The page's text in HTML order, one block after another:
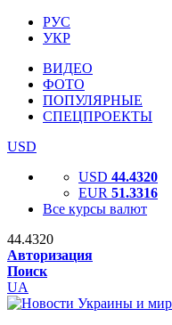
РУС
УКР
ВИДЕО
ФОТО
ПОПУЛЯРНЫЕ
СПЕЦПРОЕКТЫ
USD
USD 44.4320
EUR 51.3316
Все курсы валют
44.4320
Авторизация
Поиск
UA